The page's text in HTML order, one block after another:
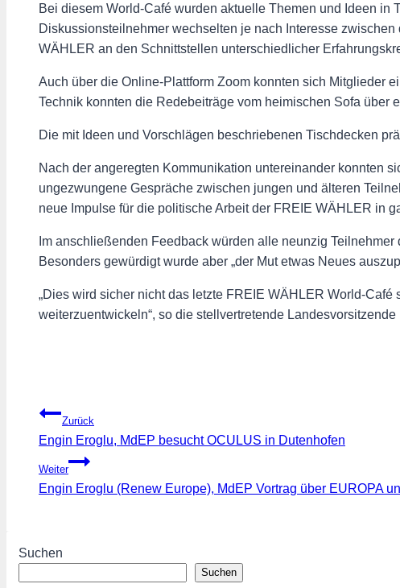
Bei diesem World-Café wurden aktuelle Themen und Ideen
Diskussionsteilnehmer wechselten je nach Interesse
WÄHLER an den Schnittstellen unterschiedlicher
Auch über die Online-Plattform Zoom konnten sich Mitglieder
Technik konnten die Redebeiträge vom heimischen Sofa
Die mit Ideen und Vorschlägen beschriebenen Tischdecken
Nach der angeregten Kommunikation untereinander konnten
ungezwungene Gespräche zwischen jungen und älteren
neue Impulse für die politische Arbeit der FREIE WÄHLER in
Im anschließenden Feedback würden alle neunzig
Besonders gewürdigt wurde aber „der Mut etwas Neues
„Dies wird sicher nicht das letzte FREIE WÄHLER World-
weiterzuentwickeln“, so die stellvertretende
Beitragsnavigation
Zurück
Engin Eroglu, MdEP besucht OCULUS in Dutenhofen
Weiter
Engin Eroglu (Renew Europe), MdEP Vortrag über EUROPA
Suchen
Suchen